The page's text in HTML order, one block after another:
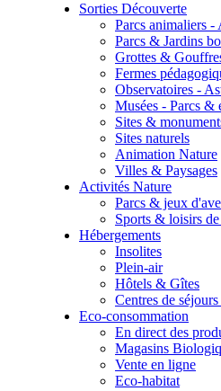
Sorties Découverte
Parcs animaliers -
Parcs & Jardins
Grottes &
Fermes
Observatoires -
Musées - Parcs &
Sites &
Sites naturels
Animation Nature
Villes & Paysages
Activités Nature
Parcs & jeux
Sports & loisirs
Hébergements
Insolites
Plein-air
Hôtels & Gîtes
Centres de
Eco-consommation
En direct des
Magasins
Vente en ligne
Eco-habitat